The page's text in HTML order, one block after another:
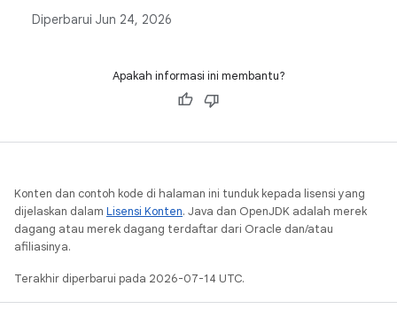
Diperbarui Jun 24, 2026
Apakah informasi ini membantu?
Konten dan contoh kode di halaman ini tunduk kepada lisensi yang
dijelaskan dalam Lisensi Konten. Java dan OpenJDK adalah merek
dagang atau merek dagang terdaftar dari Oracle dan/atau
afiliasinya.
Terakhir diperbarui pada 2026-07-14 UTC.